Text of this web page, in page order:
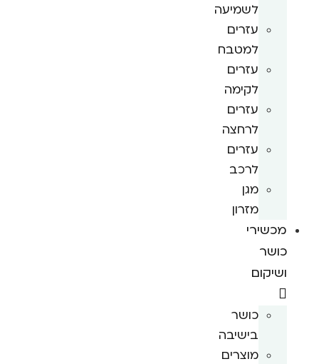
לשמיעה
עזרים
למטבח
עזרים
לקימה
עזרים
לרחצה
עזרים
לרכב
מגן
מזרון
מכשירי
כושר
ושיקום
כושר
בישיבה
מוצרים